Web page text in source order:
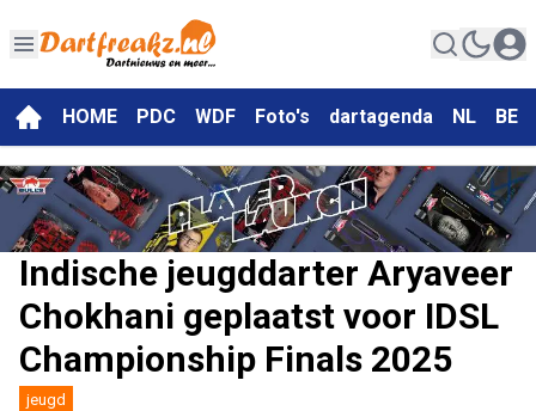
HOME PDC WDF Foto's dartagenda NL BE
Indische jeugddarter Aryaveer
Chokhani geplaatst voor IDSL
Championship Finals 2025
jeugd